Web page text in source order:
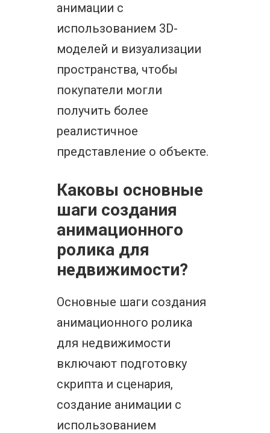
анимации с
использованием 3D-
моделей и визуализации
пространства, чтобы
покупатели могли
получить более
реалистичное
представление о объекте.
Каковы основные
шаги создания
анимационного
ролика для
недвижимости?
Основные шаги создания
анимационного ролика
для недвижимости
включают подготовку
скрипта и сценария,
создание анимации с
использованием